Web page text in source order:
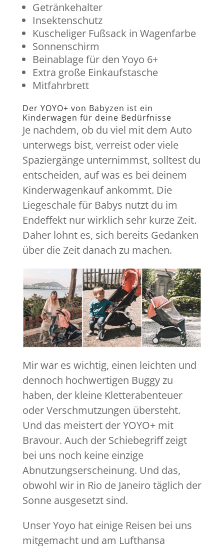
Getränkehalter
Insektenschutz
Kuscheliger Fußsack in Wagenfarbe
Sonnenschirm
Beinablage für den Yoyo 6+
Extra große Einkaufstasche
Mitfahrbrett
Der YOYO+ von Babyzen ist ein
Kinderwagen für deine Bedürfnisse
Je nachdem, ob du viel mit dem Auto
unterwegs bist, verreist oder viele
Spaziergänge unternimmst, solltest du
entscheiden, auf was es bei deinem
Kinderwagenkauf ankommt. Die
Liegeschale für Babys nutzt du im
Endeffekt nur wirklich sehr kurze Zeit.
Daher lohnt es, sich bereits Gedanken
über die Zeit danach zu machen.
Mir war es wichtig, einen leichten und
dennoch hochwertigen Buggy zu
haben, der kleine Kletterabenteuer
oder Verschmutzungen übersteht.
Und das meistert der YOYO+ mit
Bravour. Auch der Schiebegriff zeigt
bei uns noch keine einzige
Abnutzungserscheinung. Und das,
obwohl wir in Rio de Janeiro täglich der
Sonne ausgesetzt sind.
Unser Yoyo hat einige Reisen bei uns
mitgemacht und am Lufthansa